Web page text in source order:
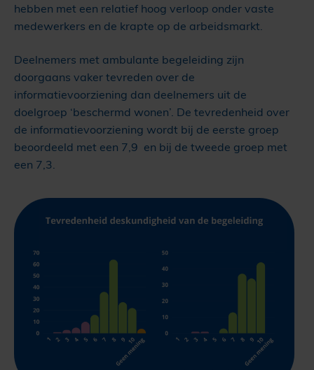
hebben met een relatief hoog verloop onder vaste
medewerkers en de krapte op de arbeidsmarkt.
Deelnemers met ambulante begeleiding zijn
doorgaans vaker tevreden over de
informatievoorziening dan deelnemers uit de
doelgroep ‘beschermd wonen’. De tevredenheid over
de informatievoorziening wordt bij de eerste groep
beoordeeld met een 7,9 en bij de tweede groep met
een 7,3.